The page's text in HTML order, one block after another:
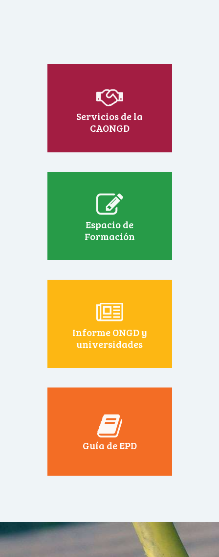
Servicios de la
CAONGD
Espacio de
Formación
Informe ONGD y
universidades
Guía de EPD